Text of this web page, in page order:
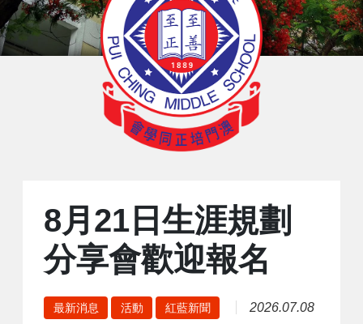
8月21日生涯規劃
分享會歡迎報名
最新消息 活動 紅藍新聞 2026.07.08